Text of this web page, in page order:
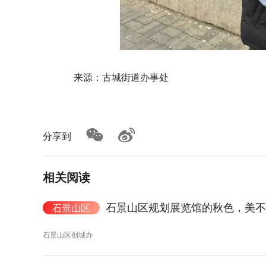
来源：古城街道办事处
分享到
相关阅读
石景山区 石景山区规划展览馆的秋色，美
石景山区创城办